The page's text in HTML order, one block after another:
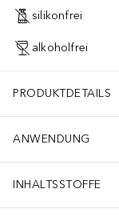
silikonfrei
alkoholfrei
PRODUKTDETAILS
ANWENDUNG
INHALTSSTOFFE